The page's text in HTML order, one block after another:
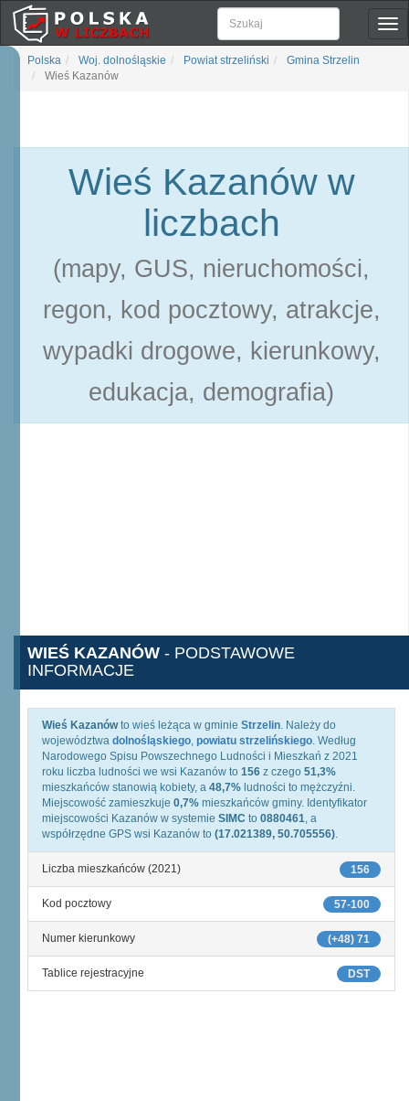
Polska Woj. dolnośląskie Powiat strzeliński
Gmina Strzelin
Wieś Kazanów
Wieś Kazanów w
liczbach
(mapy, GUS, nieruchomości,
regon, kod pocztowy, atrakcje,
wypadki drogowe, kierunkowy,
edukacja, demografia)
WIEŚ KAZANÓW - PODSTAWOWE
INFORMACJE
Wieś Kazanówto wieś leżąca w gminie Strzelin. Należy do
województwa dolnośląskiego, powiatu strzelińskiego. Według
Narodowego Spisu Powszechnego Ludności i Mieszkań z 2021
roku liczba ludności we wsi Kazanów to 156 z czego 51,3%
mieszkańców stanowią kobiety, a 48,7% ludności to mężczyźni.
Miejscowość zamieszkuje 0,7% mieszkańców gminy. Identyfikator
miejscowości Kazanów w systemie SIMC to 0880461, a
współrzędne GPS wsi Kazanów to (17.021389, 50.705556).
156
Liczba mieszkańców (2021)
57-100
Kod pocztowy
(+48) 71
Numer kierunkowy
DST
Tablice rejestracyjne